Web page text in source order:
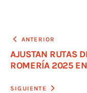
ANTERIOR
AJUSTAN RUTAS
ROMERÍA 2025
SIGUIENTE